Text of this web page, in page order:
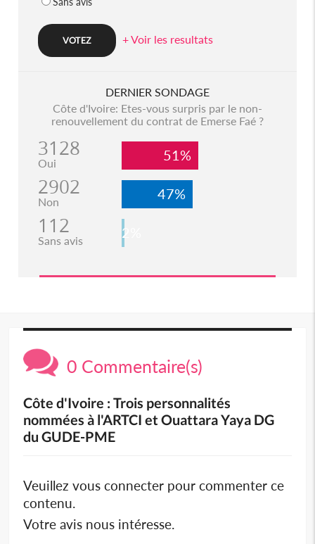
+ Voir les resultats
DERNIER SONDAGE
Côte d'Ivoire: Etes-vous surpris par le non-
renouvellement du contrat de Emerse Faé ?
3128
Oui 51%
2902
Non 47%
112
Sans avis 2%
0 Commentaire(s)
Côte d'Ivoire : Trois personnalités
nommées à l'ARTCI et Ouattara Yaya DG
du GUDE-PME
Veuillez vous connecter pour commenter ce
contenu.
Votre avis nous intéresse.